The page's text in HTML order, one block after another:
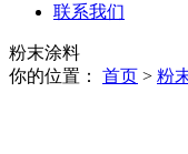
联系我们
粉末涂料
你的位置： 首页 > 粉